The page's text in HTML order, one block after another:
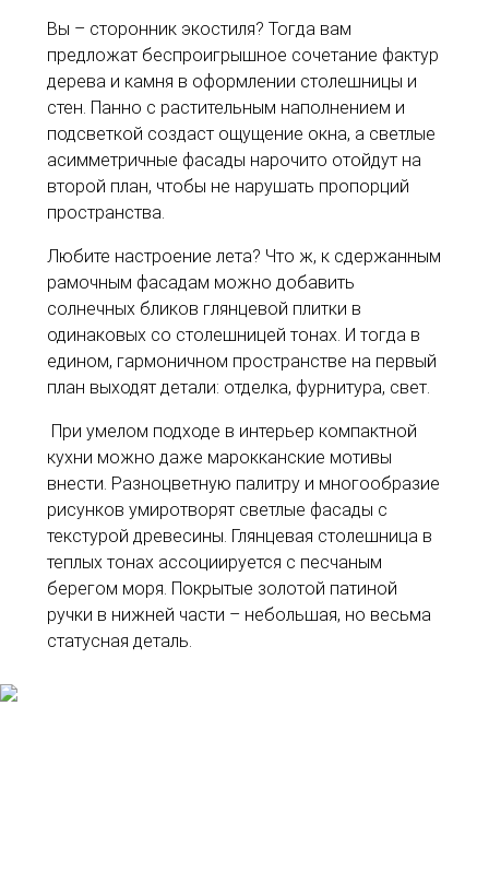
Вы – сторонник экостиля? Тогда вам
предложат беспроигрышное сочетание фактур
дерева и камня в оформлении столешницы и
стен. Панно с растительным наполнением и
подсветкой создаст ощущение окна, а светлые
асимметричные фасады нарочито отойдут на
второй план, чтобы не нарушать пропорций
пространства.
Любите настроение лета? Что ж, к сдержанным
рамочным фасадам можно добавить
солнечных бликов глянцевой плитки в
одинаковых со столешницей тонах. И тогда в
едином, гармоничном пространстве на первый
план выходят детали: отделка, фурнитура, свет.
При умелом подходе в интерьер компактной
кухни можно даже марокканские мотивы
внести. Разноцветную палитру и многообразие
рисунков умиротворят светлые фасады с
текстурой древесины. Глянцевая столешница в
теплых тонах ассоциируется с песчаным
берегом моря. Покрытые золотой патиной
ручки в нижней части – небольшая, но весьма
статусная деталь.